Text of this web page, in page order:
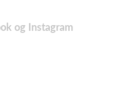
og Instagram